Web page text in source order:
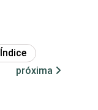
Índice
próxima